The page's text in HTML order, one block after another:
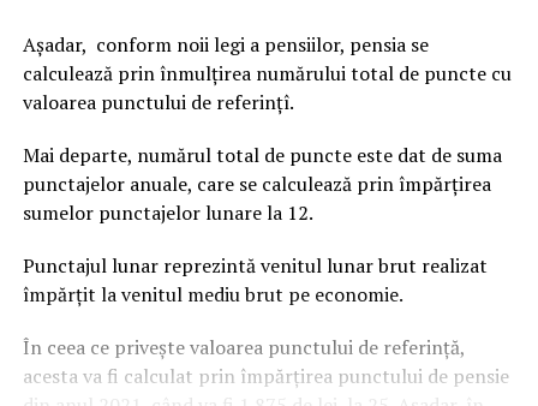
Aşadar, conform noii legi a pensiilor, pensia se
calculează prin înmulţirea numărului total de puncte cu
valoarea punctului de referinţî.
Mai departe, numărul total de puncte este dat de suma
punctajelor anuale, care se calculează prin împărţirea
sumelor punctajelor lunare la 12.
Punctajul lunar reprezintă venitul lunar brut realizat
împărţit la venitul mediu brut pe economie.
În ceea ce priveşte valoarea punctului de referinţă,
acesta va fi calculat prin împărţirea punctului de pensie